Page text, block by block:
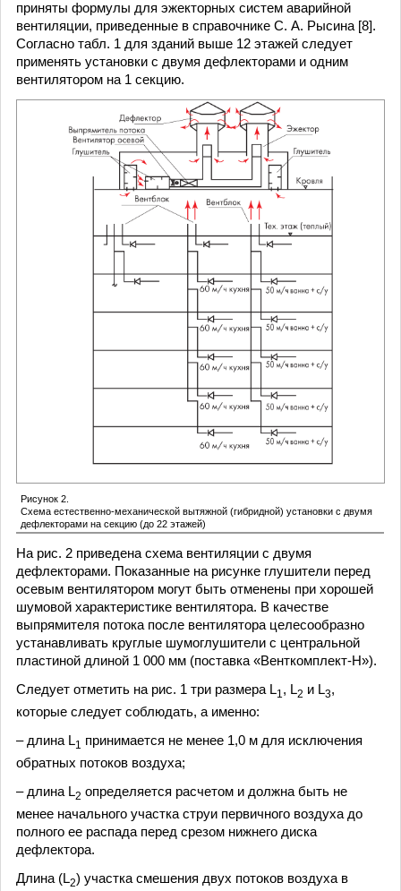
приняты формулы для эжекторных систем аварийной
вентиляции, приведенные в справочнике С. А. Рысина [8].
Согласно табл. 1 для зданий выше 12 этажей следует
применять установки с двумя дефлекторами и одним
вентилятором на 1 секцию.
Рисунок 2.
Схема естественно-механической вытяжной (гибридной) установки с двумя
дефлекторами на секцию (до 22 этажей)
На рис. 2 приведена схема вентиляции с двумя
дефлекторами. Показанные на рисунке глушители перед
осевым вентилятором могут быть отменены при хорошей
шумовой характеристике вентилятора. В качестве
выпрямителя потока после вентилятора целесообразно
устанавливать круглые шумоглушители с центральной
пластиной длиной 1 000 мм (поставка «Венткомплект-Н»).
Следует отметить на рис. 1 три размера L1, L2 и L3,
которые следует соблюдать, а именно:
– длина L1 принимается не менее 1,0 м для исключения
обратных потоков воздуха;
– длина L2 определяется расчетом и должна быть не
менее начального участка струи первичного воздуха до
полного ее распада перед срезом нижнего диска
дефлектора.
Длина (L2) участка смешения двух потоков воздуха в